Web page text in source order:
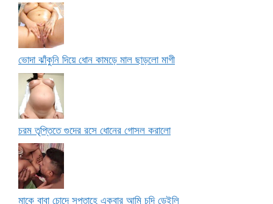
ভোদা ঝাঁকুনি দিয়ে ধোন কামড়ে মাল ছাড়লো মাগী
চরম তৃপ্তিতে গুদের রসে ধোনের গোসল করালো
মাকে বাবা চোদে সপ্তাহে একবার আমি চুদি ডেইলি